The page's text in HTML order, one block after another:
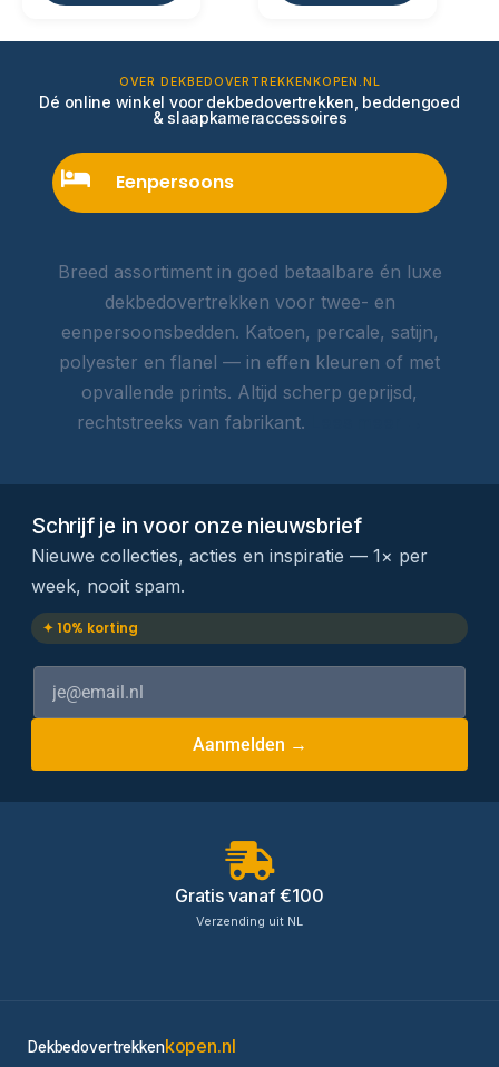
OVER DEKBEDOVERTREKKENKOPEN.NL
Dé online winkel voor dekbedovertrekken, beddengoed
& slaapkameraccessoires
Eenpersoons
Breed assortiment in goed betaalbare én luxe
dekbedovertrekken voor twee- en
eenpersoonsbedden. Katoen, percale, satijn,
polyester en flanel — in effen kleuren of met
opvallende prints. Altijd scherp geprijsd,
rechtstreeks van fabrikant.
Schrijf je in voor onze nieuwsbrief
Nieuwe collecties, acties en inspiratie — 1× per
week, nooit spam.
✦ 10% korting
Aanmelden →
Gratis vanaf €100
Verzending uit NL
Dekbedovertrekkenkopen.nl